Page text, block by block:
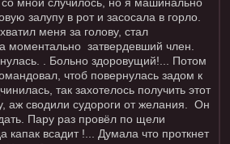
мной случилось, но я машинально
залупу в рот и засосала в горло.
меня за голову, стал
моментально затвердевший член.
. Больно здоровущий!... Потом
чтоб повернулась задом к
так захотелось получить этот
аж сводили судороги от желания. Он
Пару раз провёл по щели
капак всадит !... Думала что проткнет